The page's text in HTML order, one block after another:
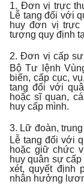
1. Đơn vị trực
Lễ tang đối với
huy đơn vị trực
tượng quy định
2. Đơn vị cấp
Bộ Tư lệnh
biến, cấp cục,
tang đối với
hoặc sĩ quan,
huy cấp mình.
3. Lữ đoàn,
Lễ tang đối với
hoặc giữ chức
huy quân sự
xét, quyết định
nhân hưởng